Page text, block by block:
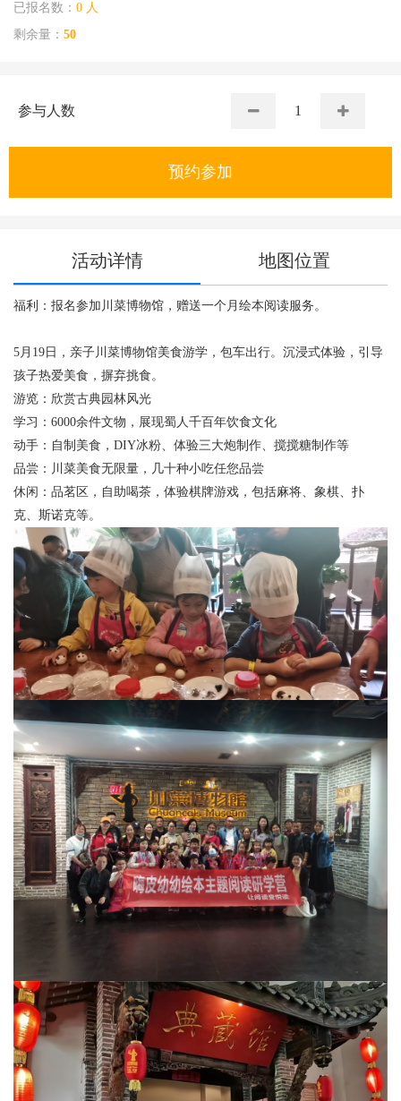
已报名数： 0 人
剩余量： 50
参与人数
预约参加
活动详情 地图位置
福利：报名参加川菜博物馆，赠送一个月绘本阅读服务。
5月19日，亲子川菜博物馆美食游学，包车出行。沉浸式体验，引导
孩子热爱美食，摒弃挑食。
游览：欣赏古典园林风光
学习：6000余件文物，展现蜀人千百年饮食文化
动手：自制美食，DIY冰粉、体验三大炮制作、搅搅糖制作等
品尝：川菜美食无限量，几十种小吃任您品尝
休闲：品茗区，自助喝茶，体验棋牌游戏，包括麻将、象棋、扑
克、斯诺克等。